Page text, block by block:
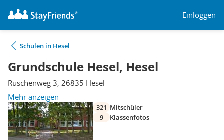
Einloggen
Schulen in Hesel
Grundschule Hesel, Hesel
Rüschenweg 3, 26835 Hesel
Mehr anzeigen
321 Mitschüler
9
Klassenfotos